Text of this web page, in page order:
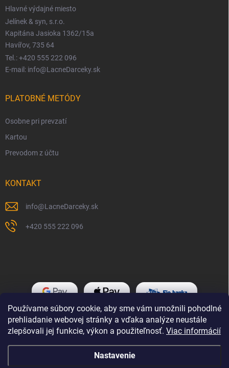
Používame súbory cookie, aby sme vám umožnili pohodlné
prehliadanie webovej stránky a vďaka analýze neustále
zlepšovali jej funkcie, výkon a použiteľnosť. Viac informácií
Nastavenie
Hlavné výdajné miesto
Jelínek & syn, s.r.o.
Kapitána Jasioka 1362/15a
Havířov, 735 64
Tel.: +420 555 222 096
E-mail: info@LacneDarceky.sk
PLATOBNÉ METÓDY
Osobne pri prevzatí
Kartou
Prevodom z účtu
KONTAKT
info@LacneDarceky.sk
+420 555 222 096